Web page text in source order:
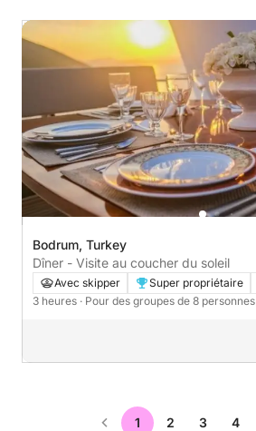
Bodrum, Turkey
Dîner - Visite au coucher du soleil
Avec skipper Super propriétaire
3 heures · Pour des groupes de 8 personnes
1 2 3 4